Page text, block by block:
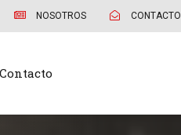
NOSOTROS CONTACTO
Contacto